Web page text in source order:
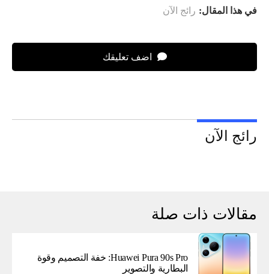
في هذا المقال: رائج الآن
اضف تعليقك
رائج الآن
مقالات ذات صلة
Huawei Pura 90s Pro: خفة التصميم وقوة
البطارية والتصوير